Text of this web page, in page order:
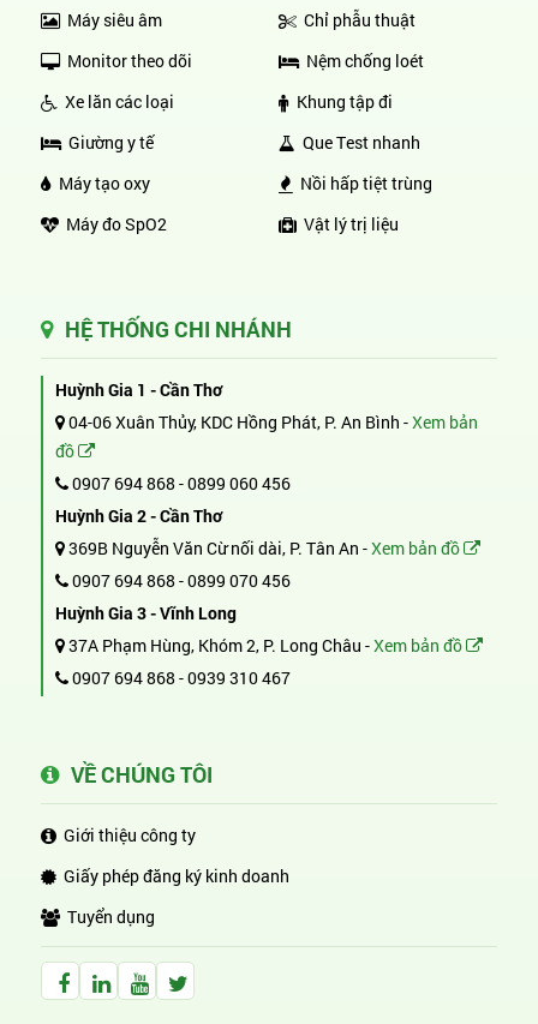
Máy siêu âm
Monitor theo dõi
Xe lăn các loại
Giường y tế
Máy tạo oxy
Máy đo SpO2
Chỉ phẫu thuật
Nệm chống loét
Khung tập đi
Que Test nhanh
Nồi hấp tiệt trùng
Vật lý trị liệu
HỆ THỐNG CHI NHÁNH
Huỳnh Gia 1 - Cần Thơ
04-06 Xuân Thủy, KDC Hồng Phát, P. An Bình -Xem bản
đồ
0907 694 868 -0899 060 456
Huỳnh Gia 2 - Cần Thơ
369B Nguyễn Văn Cừ nối dài, P. Tân An -Xem bản đồ
0907 694 868 -0899 070 456
Huỳnh Gia 3 - Vĩnh Long
37A Phạm Hùng, Khóm 2, P. Long Châu -Xem bản đồ
0907 694 868 -0939 310 467
VỀ CHÚNG TÔI
Giới thiệu công ty
Giấy phép đăng ký kinh doanh
Tuyển dụng
Facebook Huỳnh Gia Alpha
LinkedIn Huỳnh Gia Alpha
YouTube Huỳnh Gia Alpha
Twitter Huỳnh Gia Alpha